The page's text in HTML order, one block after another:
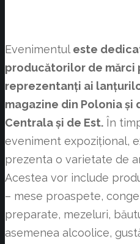
Evenimentuleste
producătorilor de mărci
reprezentanți ai
magazine din Polonia și
Centrala și de Est. În
eveniment expozițional,
prezenta o varietate de
Acestea vor include
– mese proaspete,
preparate, mezeluri,
asemenea alcoolice,